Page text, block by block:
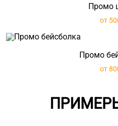
Промо
от
Промо
от